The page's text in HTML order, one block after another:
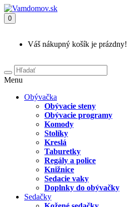
0
Váš nákupný košík je prázdny!
Menu
Obývačka
Obývacie steny
Obývacie programy
Komody
Stolíky
Kreslá
Taburetky
Regály a police
Knižnice
Sedacie vaky
Doplnky do obývačky
Sedačky